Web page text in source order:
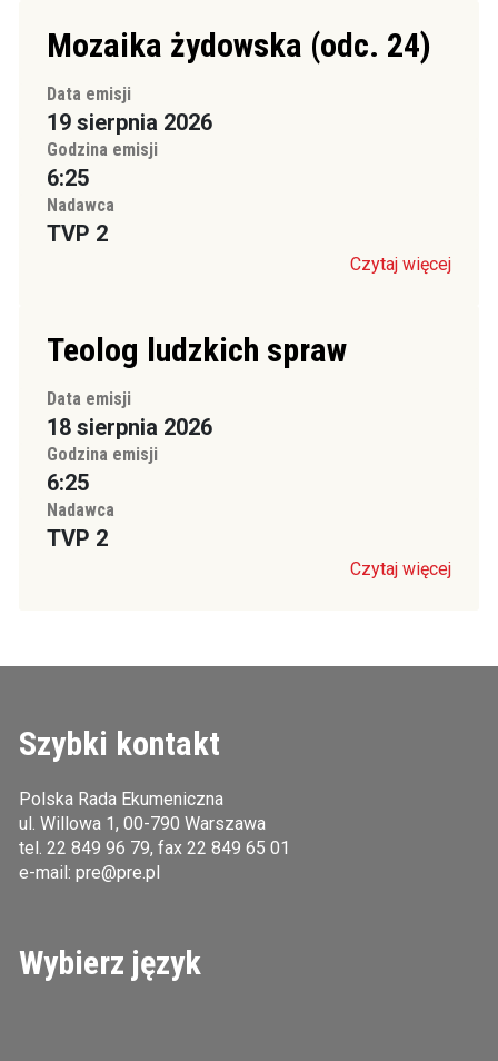
Mozaika żydowska (odc. 24)
Data emisji
19 sierpnia 2026
Godzina emisji
6:25
Nadawca
TVP 2
Czytaj więcej
Teolog ludzkich spraw
Data emisji
18 sierpnia 2026
Godzina emisji
6:25
Nadawca
TVP 2
Czytaj więcej
Szybki kontakt
Polska Rada Ekumeniczna
ul. Willowa 1, 00-790 Warszawa
tel. 22 849 96 79, fax 22 849 65 01
e-mail: pre@pre.pl
Wybierz język